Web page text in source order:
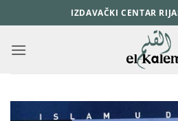
to
content
IZDAVAČKI CENTAR